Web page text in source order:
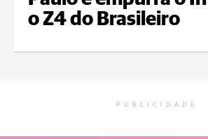
o Z4 do Brasileiro
PUBLICIDADE